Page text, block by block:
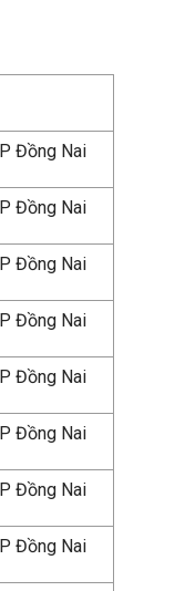
Đồng Nai
Đồng Nai
Đồng Nai
Đồng Nai
Đồng Nai
Đồng Nai
Đồng Nai
Đồng Nai